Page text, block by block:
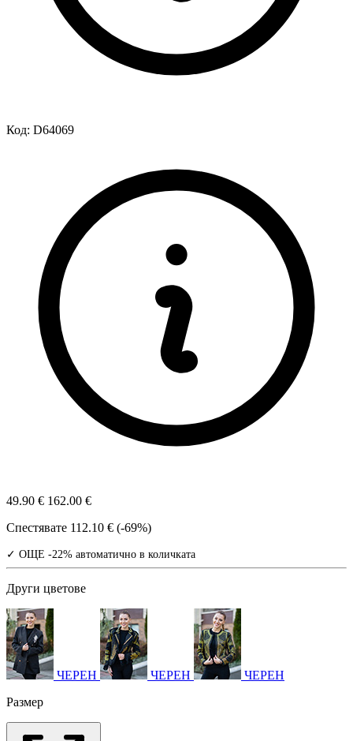
Код: D64069
49.90 € 162.00 €
Спестявате 112.10 € (-69%)
✓ ОЩЕ -22% автоматично в количката
Други цветове
ЧЕРЕН ЧЕРЕН
ЧЕРЕН
Размер